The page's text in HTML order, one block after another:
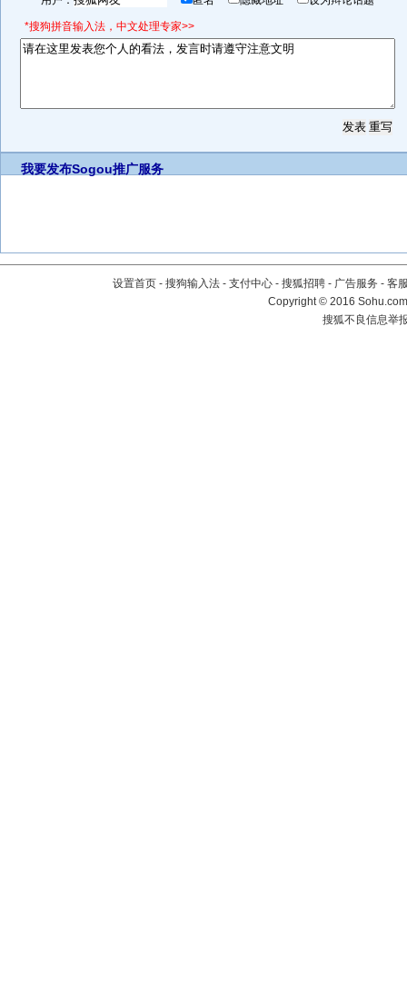
*搜狗拼音输入法，中文处理专家>>
我要发布Sogou推广服务
设置首页 - 搜狗输入法 - 支付中心 - 搜狐招聘 - 广告服务 - 客
Copyright©2016
搜狐不良信息举